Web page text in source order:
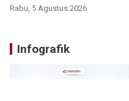
Rabu, 5 Agustus 2026
Infografik